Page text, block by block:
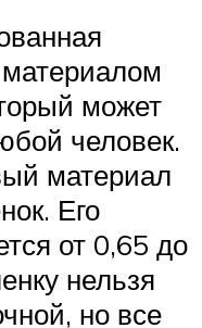
может
человек.
материал
Его
от 0,65 до
нельзя
но все